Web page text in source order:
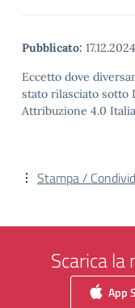
Pubblicato: 17.12.2024
Eccetto dove
stato rilasciato sotto
Attribuzione 4.0
Stampa /
Scarica
App